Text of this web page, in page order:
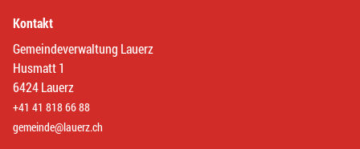
Kontakt
Gemeindeverwaltung Lauerz
Husmatt 1
6424 Lauerz
+41 41 818 66 88
gemeinde@lauerz.ch